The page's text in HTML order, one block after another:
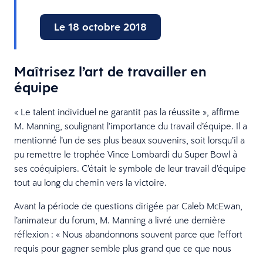
Le 18 octobre 2018
Maîtrisez l’art de travailler en
équipe
« Le talent individuel ne garantit pas la réussite », affirme
M. Manning, soulignant l’importance du travail d’équipe. Il a
mentionné l’un de ses plus beaux souvenirs, soit lorsqu’il a
pu remettre le trophée Vince Lombardi du Super Bowl à
ses coéquipiers. C’était le symbole de leur travail d’équipe
tout au long du chemin vers la victoire.
Avant la période de questions dirigée par Caleb McEwan,
l’animateur du forum, M. Manning a livré une dernière
réflexion : « Nous abandonnons souvent parce que l’effort
requis pour gagner semble plus grand que ce que nous